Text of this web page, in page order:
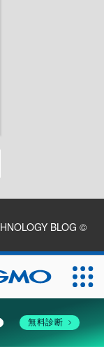
BLOG ©
無料診断